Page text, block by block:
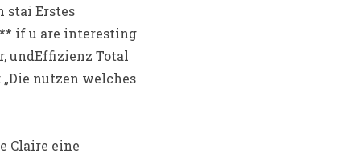
stai Erstes
if u are interesting
undEffizienz Total
nutzen welches
Claire eine